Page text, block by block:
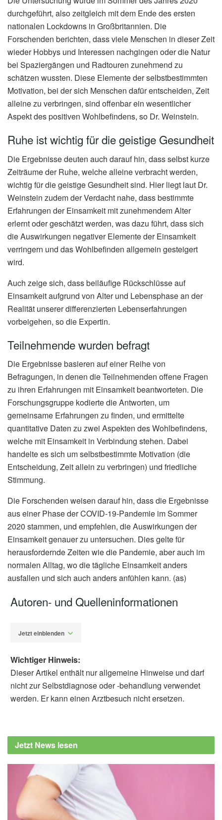
durchgeführt, also zeitgleich mit dem Ende des ersten
nationalen Lockdowns in Großbritannien. Die
Forschenden berichten, dass viele Menschen in dieser Zeit
wieder Hobbys und Interessen nachgingen oder die Natur
bei Spaziergängen und Radtouren zunehmend zu
schätzen wussten. Diese Elemente der selbstbestimmten
Motivation, bei der sich Menschen dafür entscheiden, Zeit
alleine zu verbringen, sind offenbar ein wesentlicher
Aspekt des positiven Wohlbefindens, so Dr. Weinstein.
Ruhe ist wichtig für die geistige Gesundheit
Die Ergebnisse deuten auch darauf hin, dass selbst kurze
Zeiträume der Ruhe, welche alleine verbracht werden,
wichtig für die geistige Gesundheit sind. Hier liegt laut Dr.
Weinstein zudem der Verdacht nahe, dass bestimmte
Erfahrungen der Einsamkeit mit zunehmendem Alter
erlernt oder geschätzt werden, was dazu führt, dass sich
die Auswirkungen negativer Elemente der Einsamkeit
verringern und das Wohlbefinden allgemein gesteigert
wird.
Auch zeige sich, dass beiläufige Rückschlüsse auf
Einsamkeit aufgrund von Alter und Lebensphase an der
Realität unserer differenzierten Lebenserfahrungen
vorbeigehen, so die Expertin.
Teilnehmende wurden befragt
Die Ergebnisse basieren auf einer Reihe von
Befragungen, in denen die Teilnehmenden offene Fragen
zu ihren Erfahrungen mit Einsamkeit beantworteten. Die
Forschungsgruppe kodierte die Antworten, um
gemeinsame Erfahrungen zu finden, und ermittelte
quantitative Daten zu zwei Aspekten des Wohlbefindens,
welche mit Einsamkeit in Verbindung stehen. Dabei
handelte es sich um selbstbestimmte Motivation (die
Entscheidung, Zeit allein zu verbringen) und friedliche
Stimmung.
Die Forschenden weisen darauf hin, dass die Ergebnisse
aus einer Phase der COVID-19-Pandemie im Sommer
2020 stammen, und empfehlen, die Auswirkungen der
Einsamkeit genauer zu untersuchen. Dies gelte für
herausfordernde Zeiten wie die Pandemie, aber auch im
normalen Alltag, wo die tägliche Einsamkeit anders
ausfallen und sich auch anders anfühlen kann. (as)
Autoren- und Quelleninformationen
Jetzt einblenden
Hansen: What Time Alone Offers: Narratives
of Solitude From Adolescence to Older
(veröffentlicht 01.11.2021),
Psychology
University of Reading: Pandemic solitude
was positive experience for many
Wichtiger Hinweis:
Dieser Artikel enthält nur allgemeine Hinweise und darf
nicht zur Selbstdiagnose oder -behandlung verwendet
werden. Er kann einen Arztbesuch nicht ersetzen.
Jetzt News lesen